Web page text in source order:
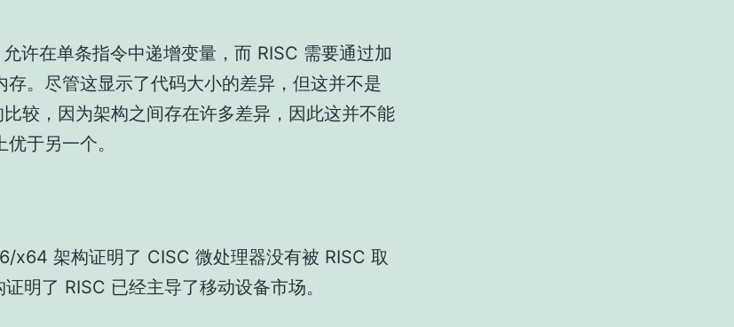
许在单条指令中递增变量，而 RISC 需要通过加
存。尽管这显示了代码大小的差异，但这并不是
较，因为架构之间存在许多差异，因此这并不能
于另一个。
x64 架构证明了 CISC 微处理器没有被 RISC 取
明了 RISC 已经主导了移动设备市场。